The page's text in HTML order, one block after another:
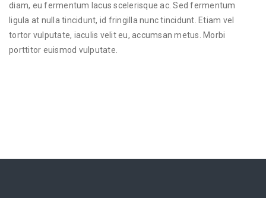
diam, eu fermentum lacus scelerisque ac. Sed fermentum
ligula at nulla tincidunt, id fringilla nunc tincidunt. Etiam vel
tortor vulputate, iaculis velit eu, accumsan metus. Morbi
porttitor euismod vulputate.